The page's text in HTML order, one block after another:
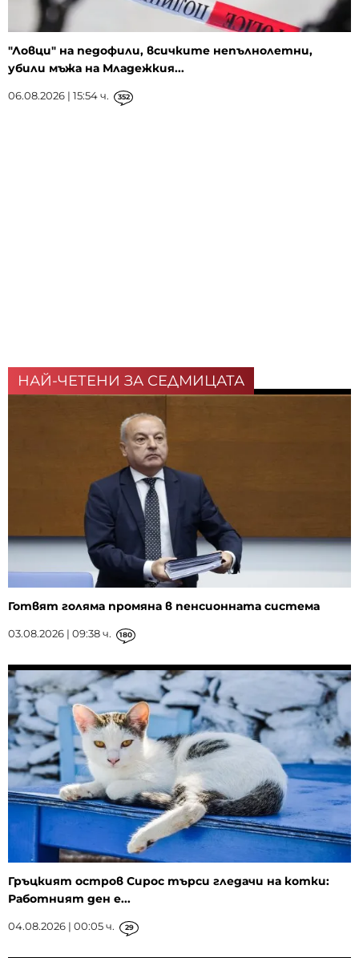
"Ловци" на педофили, всичките непълнолетни,
убили мъжа на Младежкия...
06.08.2026 | 15:54 ч. 352
НАЙ-ЧЕТЕНИ ЗА СЕДМИЦАТА
Готвят голяма промяна в пенсионната система
03.08.2026 | 09:38 ч. 180
Гръцкият остров Сирос търси гледачи на котки:
Работният ден е...
04.08.2026 | 00:05 ч. 29